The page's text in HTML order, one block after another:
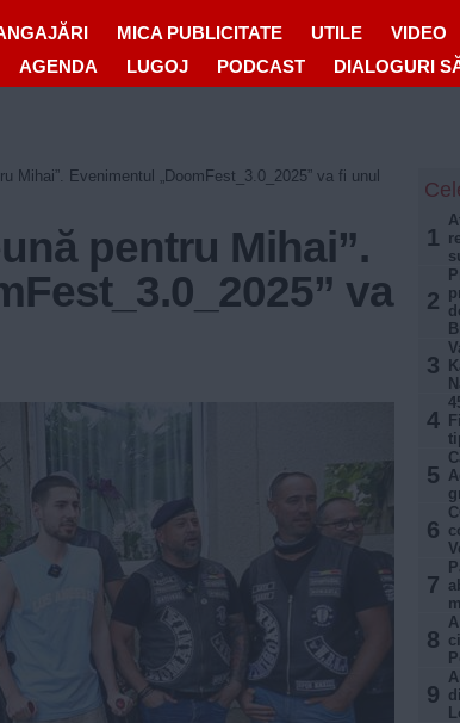
MICA PUBLICITATE UTILE VIDEO
AGENDA LUGOJ PODCAST DIALOGURI
Mihai”. Evenimentul „DoomFest_3.0_2025” va fi unul
pentru Mihai”.
va
1
2
3
4
5
6
7
8
9